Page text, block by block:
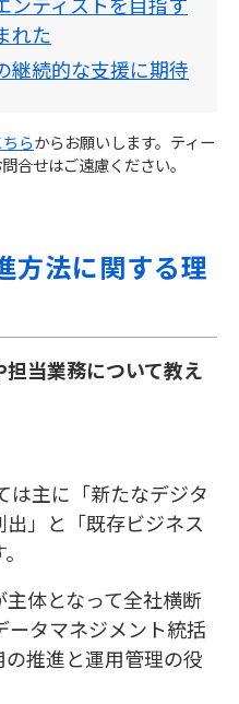
れた
継続的な支援に期待
ちらからお願いします。ティー
合せはご遠慮ください。
方法に関する理
当業務について教え
は主に「新たなデジタ
」と「既存ビジネス
体となって全社横断
ータマネジメント統括
推進と運用管理の役